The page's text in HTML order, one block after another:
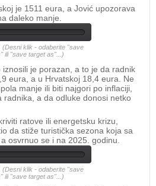
je 1511 eura, a Jović upozorava
daleko manje.
(Desni klik - odaberite "save
ili "save target as"...)
je porazan, a to je da radnik
eura, a u Hrvatskoj 18,4 eura. Ne
manje ili biti najgori po inflaciji,
radnika, a da odluke donosi netko
ratove ili energetsku krizu,
da stiže turistička sezona koja sa
osvrnuo se i na 2025. godinu.
(Desni klik - odaberite "save
ili "save target as"...)